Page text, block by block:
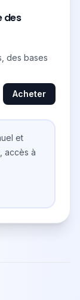
des
des bases
Acheter
et
accès à